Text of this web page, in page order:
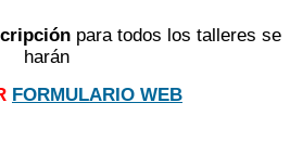
para todos los talleres se
harán
FORMULARIO WEB